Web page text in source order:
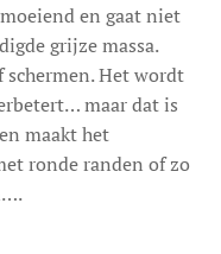
en gaat niet
grijze massa.
Het wordt
maar dat is
maakt het
ronde randen of zo